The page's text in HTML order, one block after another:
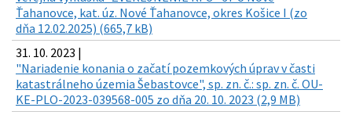
Ťahanovce, kat. úz. Nové Ťahanovce, okres Košice I (zo
dňa 12.02.2025) (665,7 kB)
31. 10. 2023 |
"Nariadenie konania o začatí pozemkových úprav v časti
katastrálneho územia Šebastovce", sp. zn. č.: sp. zn. č. OU-
KE-PLO-2023-039568-005 zo dňa 20. 10. 2023 (2,9 MB)